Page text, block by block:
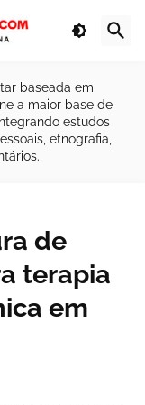
baseada em
a maior base de
estudos
etnografia,
de
terapia
em